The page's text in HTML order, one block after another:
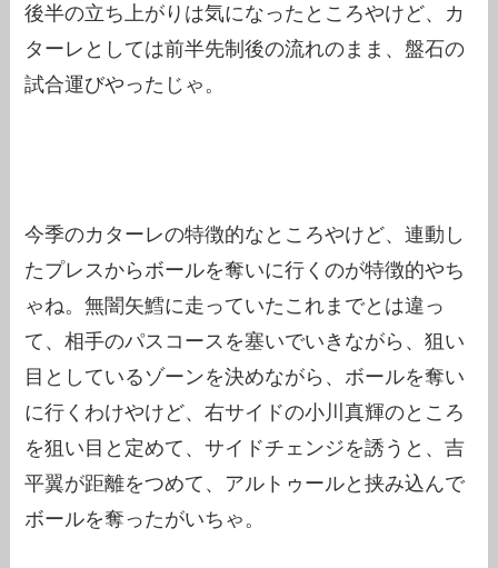
後半の立ち上がりは気になったところやけど、カ
ターレとしては前半先制後の流れのまま、盤石の
試合運びやったじゃ。
今季のカターレの特徴的なところやけど、連動し
たプレスからボールを奪いに行くのが特徴的やち
ゃね。無闇矢鱈に走っていたこれまでとは違っ
て、相手のパスコースを塞いでいきながら、狙い
目としているゾーンを決めながら、ボールを奪い
に行くわけやけど、右サイドの小川真輝のところ
を狙い目と定めて、サイドチェンジを誘うと、吉
平翼が距離をつめて、アルトゥールと挟み込んで
ボールを奪ったがいちゃ。